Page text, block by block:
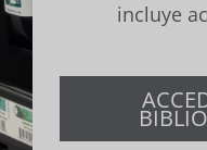
incluye